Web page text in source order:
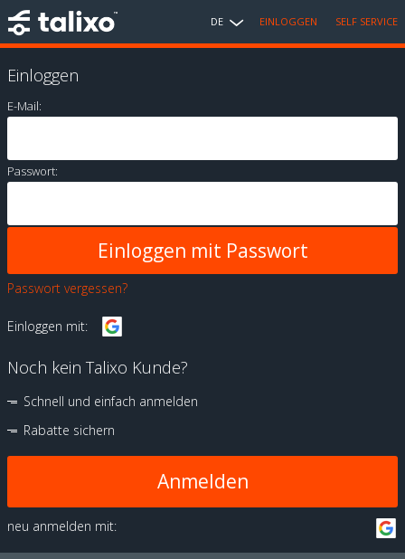
DE EINLOGGEN SELF SERVICE
Einloggen
E-Mail:
Passwort:
Passwort vergessen?
Einloggen mit:
Noch kein Talixo Kunde?
Schnell und einfach anmelden
Rabatte sichern
Anmelden
neu anmelden mit: